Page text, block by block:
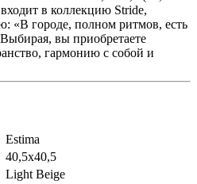
в коллекцию Stride,
«В городе, полном ритмов, есть
вы приобретаете
гармонию с собой и
Estima
40,5х40,5
Light Beige